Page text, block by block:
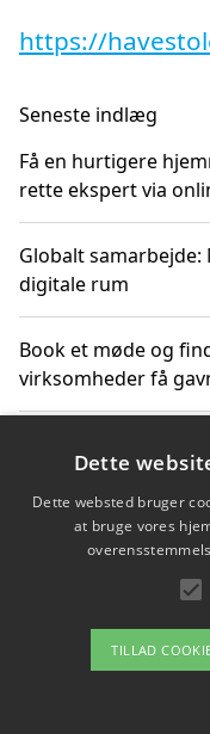
https://
Seneste indlæg
Få en hurtigere
rette ekspert via
Globalt
digitale rum
Book et møde og
virksomheder få
får du indgår et
Hold et møde med
mest professionelle
Om /
Dette
Dette websted bruger
at bruge vores
TILLAD